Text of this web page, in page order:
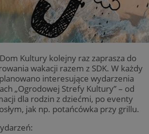
Kultury kolejny raz zaprasza do
wakacji razem z SDK. W każdy
interesujące wydarzenia
„Ogrodowej Strefy Kultury” – od
dla rodzin z dziećmi, po eventy
jak np. potańcówka przy grillu.